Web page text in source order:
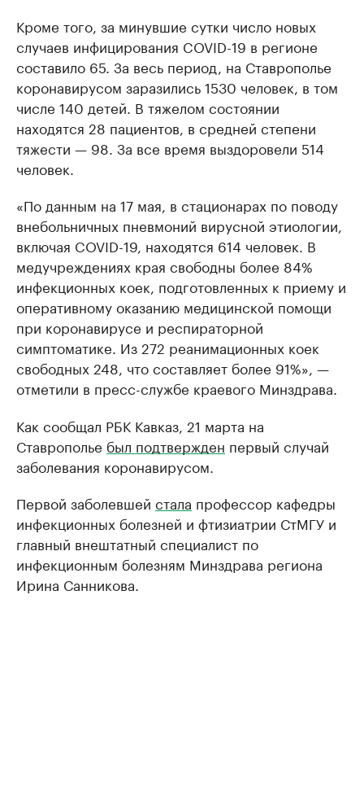
Кроме того, за минувшие сутки число новых
случаев инфицирования COVID-19 в регионе
составило 65. За весь период, на Ставрополье
коронавирусом заразились 1530 человек, в том
числе 140 детей. В тяжелом состоянии
находятся 28 пациентов, в средней степени
тяжести — 98. За все время выздоровели 514
человек.
«По данным на 17 мая, в стационарах по поводу
внебольничных пневмоний вирусной этиологии,
включая COVID-19, находятся 614 человек. В
медучреждениях края свободны более 84%
инфекционных коек, подготовленных к приему и
оперативному оказанию медицинской помощи
при коронавирусе и респираторной
симптоматике. Из 272 реанимационных коек
свободных 248, что составляет более 91%», —
отметили в пресс-службе краевого Минздрава.
Как сообщал РБК Кавказ, 21 марта на
Ставрополье был подтвержден первый случай
заболевания коронавирусом.
Первой заболевшей стала профессор кафедры
инфекционных болезней и фтизиатрии СтМГУ и
главный внештатный специалист по
инфекционным болезням Минздрава региона
Ирина Санникова.